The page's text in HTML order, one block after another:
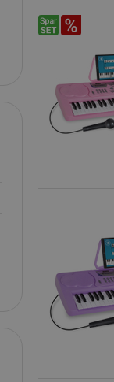
Die durch diese
dir grundlegende
Immer eingeschaltet.
Cookie
FPGSID